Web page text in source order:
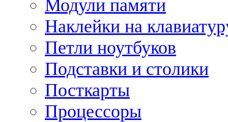
Модули памяти
Наклейки на
Петли ноутбуков
Подставки и столики
Посткарты
Процессоры